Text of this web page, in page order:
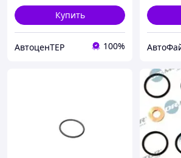
Купить
АвтоценТЕР 100%